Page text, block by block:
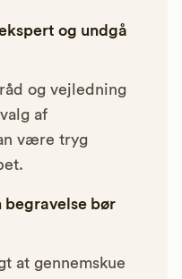
og undgå
og vejledning
af
være tryg
begravelse bør
at gennemskue